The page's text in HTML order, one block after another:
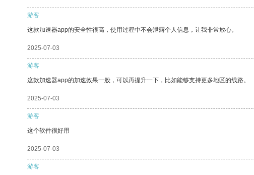
游客
这款加速器app的安全性很高，使用过程中不会泄露个人信息，让我非常放心。
2025-07-03
游客
这款加速器app的加速效果一般，可以再提升一下，比如能够支持更多地区的线路。
2025-07-03
游客
这个软件很好用
2025-07-03
游客